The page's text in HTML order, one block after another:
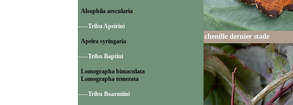
Alsophila aescularia
-----Tribu Apeirini
Apeira syringaria
-----Tribu Baptini
Lomographa bimaculata
Lomographa temerata
-----Tribu Boarmiini
chenille dernier stade